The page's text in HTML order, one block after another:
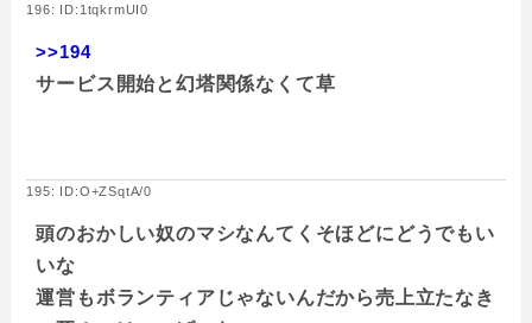
196: ID:1tqkrmUI0
>>194
サービス開始と幻塔関係なくて草
195: ID:O+ZSqtA/0
頭のおかしい奴のマシなんてくそほどにどうでもい
いな
運営もボランティアじゃないんだから売上立たなき